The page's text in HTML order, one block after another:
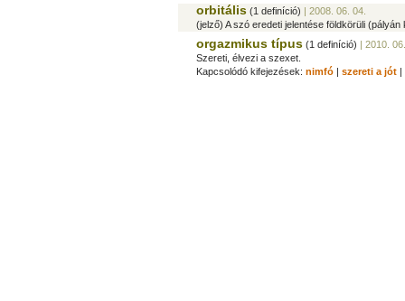
orbitális (1 definíció) | 2008. 06. 04.
(jelző) A szó eredeti jelentése földkörüli
orgazmikus típus (1 definíció) | 2010.
Szereti, élvezi a szexet.
Kapcsolódó kifejezések: nimfó | szereti a jót |